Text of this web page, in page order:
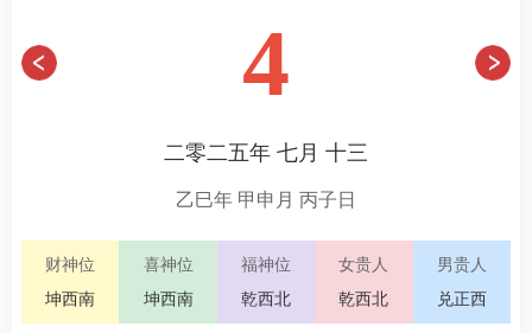
4
二零二五年 七月 十三
乙巳年 甲申月 丙子日
财神位
坤西南
喜神位
坤西南
福神位
乾西北
女贵人
乾西北
男贵人
兑正西